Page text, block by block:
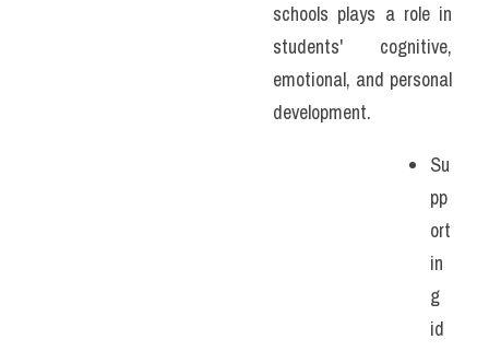
schools plays a role in
students' cognitive,
emotional, and personal
development.
Su
pp
ort
in
g
id